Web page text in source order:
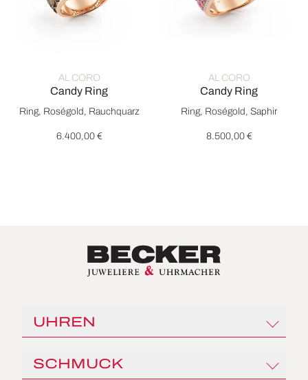
AL CORO
Candy Ring
Al Coro Candy Ring, Ref: NR8364SQR, Preis: 6.400,00 €
Ring, Roségold, Rauchquarz
6.400,00 €
AL CORO
Candy Ring
Al Coro Candy Ring, Ref:
Ring, Roségold, Saphir
8.500,00 €
UHREN
SCHMUCK